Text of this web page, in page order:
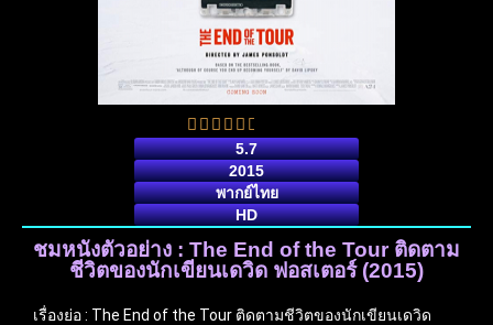
5.7
2015
พากย์ไทย
HD
ชมหนังตัวอย่าง : The End of the Tour ติดตาม
ชีวิตของนักเขียนเดวิด ฟอสเตอร์ (2015)
เรื่องย่อ : The End of the Tour ติดตามชีวิตของนักเขียนเดวิด